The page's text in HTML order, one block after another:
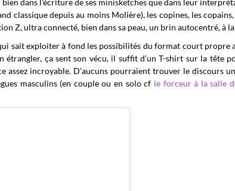
classique depuis au moins Molière), les copines, les
Z, ultra connecté, bien dans sa peau, un brin autocentré, à
sait exploiter à fond les possibilités du format court propre
étrangler, ça sent son vécu, il suffit d’un T-shirt sur la tête
assez incroyable. D’aucuns pourraient trouver le discours
masculins (en couple ou en solo cf le forceur à la salle